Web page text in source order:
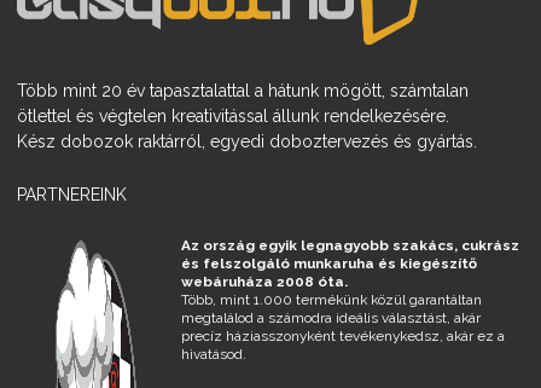
Több mint 20 év tapasztalattal a hátunk mögött, számtalan
ötlettel és végtelen kreativitással állunk rendelkezésére.
Kész dobozok raktárról, egyedi doboztervezés és gyártás.
PARTNEREINK
Az ország egyik legnagyobb szakács, cukrász
és felszolgáló munkaruha és kiegészítő
webáruháza 2008 óta.
Több, mint 1.000 termékünk közül garantáltan
megtalálod a számodra ideális választást, akár
precíz háziasszonyként tevékenykedsz, akár ez a
hivatásod.